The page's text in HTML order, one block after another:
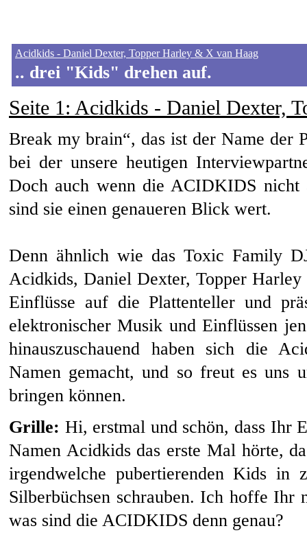
Acidkids - Daniel Dexter, Topper Harley & X van Haag
.. drei "Kids" drehen auf.
Seite 1: Acidkids - Daniel Dexter,
Break my brain“, das ist der Name der
bei der unsere heutigen
Doch auch wenn die ACIDKIDS nicht
sind sie einen genaueren Blick wert.
Denn ähnlich wie das Toxic Family
Acidkids, Daniel Dexter, Topper
Einflüsse auf die Plattenteller und
elektronischer Musik und Einflüssen
hinauszuschauend haben sich die
Namen gemacht, und so freut es uns
bringen können.
Grille: Hi, erstmal und schön, dass Ihr
Namen Acidkids das erste Mal hörte,
irgendwelche pubertierenden Kids in
Silberbüchsen schrauben. Ich hoffe
was sind die ACIDKIDS denn genau?